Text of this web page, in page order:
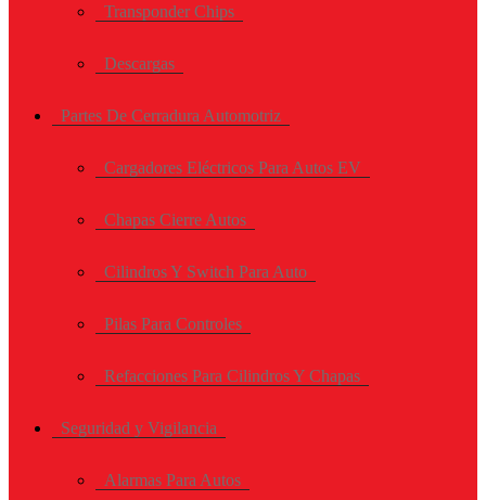
Transponder Chips
Descargas
Partes De Cerradura Automotriz
Cargadores Eléctricos Para Autos EV
Chapas Cierre Autos
Cilindros Y Switch Para Auto
Pilas Para Controles
Refacciones Para Cilindros Y Chapas
Seguridad y Vigilancia
Alarmas Para Autos